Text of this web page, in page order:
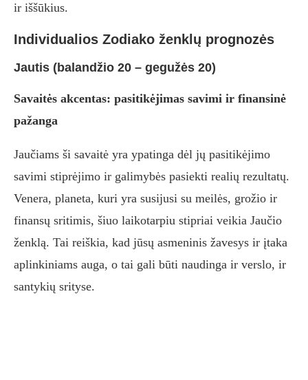
ir iššūkius.
Individualios Zodiako ženklų prognozės
Jautis (balandžio 20 – gegužės 20)
Savaitės akcentas: pasitikėjimas savimi ir finansinė
pažanga
Jaučiams ši savaitė yra ypatinga dėl jų pasitikėjimo
savimi stiprėjimo ir galimybės pasiekti realių rezultatų.
Venera, planeta, kuri yra susijusi su meilės, grožio ir
finansų sritimis, šiuo laikotarpiu stipriai veikia Jaučio
ženklą. Tai reiškia, kad jūsų asmeninis žavesys ir įtaka
aplinkiniams auga, o tai gali būti naudinga ir verslo, ir
santykių srityse.